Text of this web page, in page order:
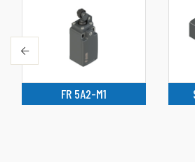
FR 5A2-M1